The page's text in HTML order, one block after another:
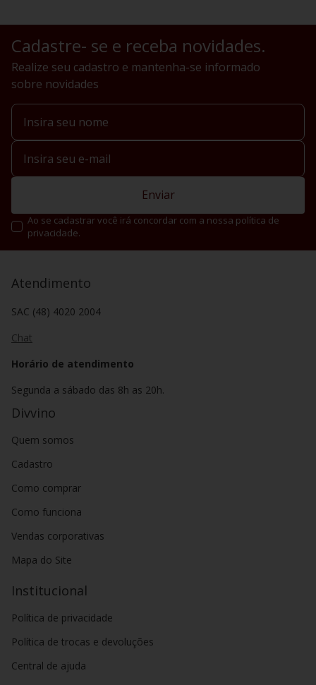
Cadastre- se e receba novidades.
Realize seu cadastro e mantenha-se informado
sobre novidades
Enviar
Ao se cadastrar você irá concordar com a nossa política de
privacidade.
Atendimento
SAC (48) 4020 2004
Chat
Horário de atendimento
Segunda a sábado das 8h as 20h.
Divvino
Quem somos
Cadastro
Como comprar
Como funciona
Vendas corporativas
Mapa do Site
Institucional
Política de privacidade
Política de trocas e devoluções
Central de ajuda